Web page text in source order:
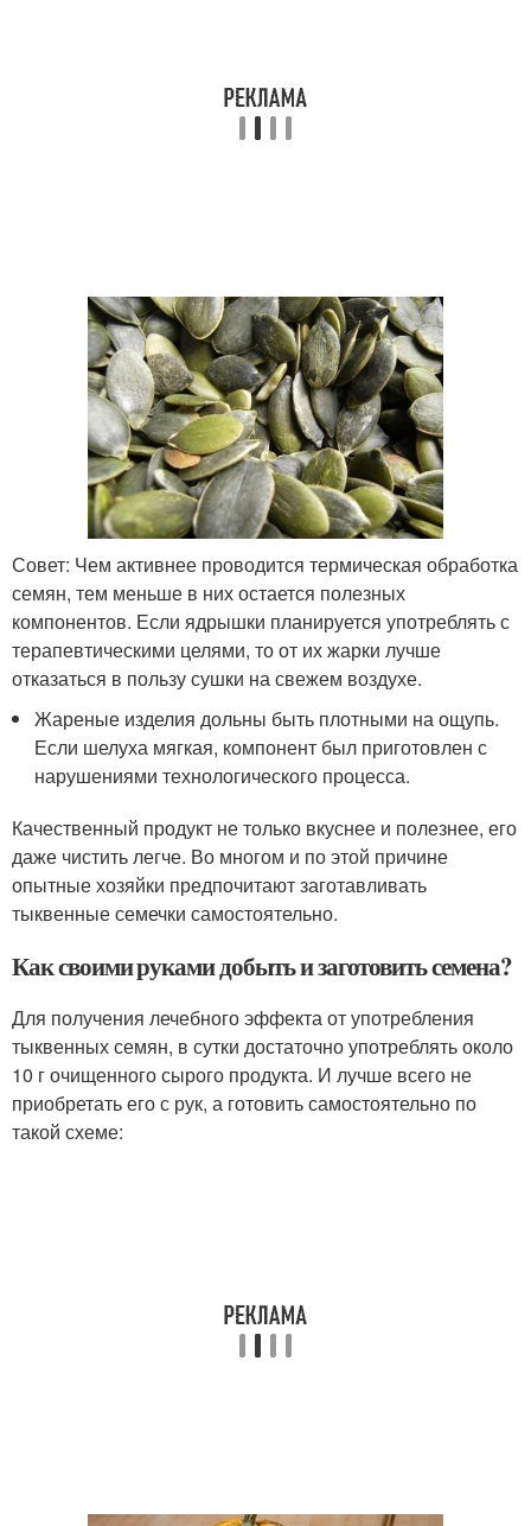
Совет: Чем активнее проводится термическая обработка
семян, тем меньше в них остается полезных
компонентов. Если ядрышки планируется употреблять с
терапевтическими целями, то от их жарки лучше
отказаться в пользу сушки на свежем воздухе.
Жареные изделия дольны быть плотными на ощупь.
Если шелуха мягкая, компонент был приготовлен с
нарушениями технологического процесса.
Качественный продукт не только вкуснее и полезнее, его
даже чистить легче. Во многом и по этой причине
опытные хозяйки предпочитают заготавливать
тыквенные семечки самостоятельно.
Как своими руками добыть и заготовить семена?
Для получения лечебного эффекта от употребления
тыквенных семян, в сутки достаточно употреблять около
10 г очищенного сырого продукта. И лучше всего не
приобретать его с рук, а готовить самостоятельно по
такой схеме: